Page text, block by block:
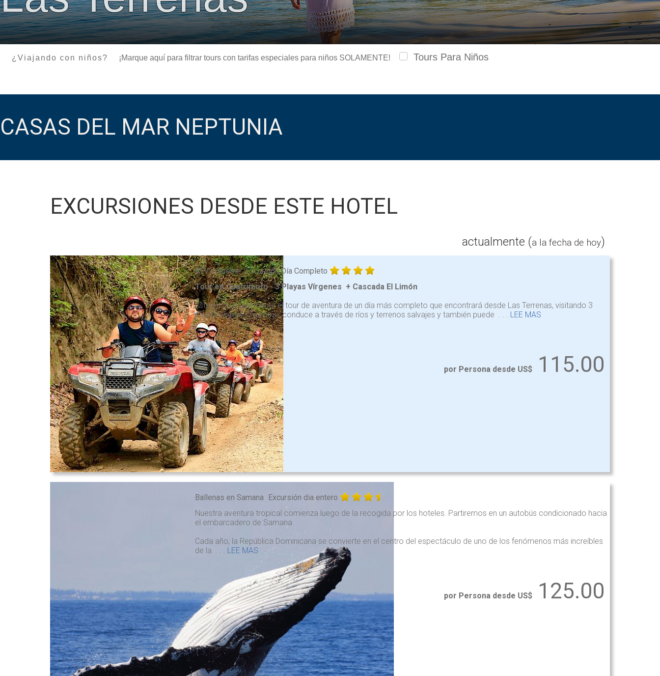
¿Viajando con niños? ¡Marque aquí para filtrar tours con tarifas especiales para niños SOLAMENTE! Tours Para Niños
CASAS DEL MAR NEPTUNIA
EXCURSIONES DESDE ESTE HOTEL
actualmente (a la fecha de hoy)
ATV's Xtreme Excursión Día Completo
Tour en Cuatrimoto - 3 Playas Vírgenes + Cascada El Limón
Este es probablemente el tour de aventura de un día más completo que encontrará desde Las Terrenas, visitando 3
playas vírgenes mientras conduce a través de ríos y terrenos salvajes y también puede . . . LEE MAS
por Persona desde US$ 115.00
Ballenas en Samana Excursión dia entero
Nuestra aventura tropical comienza luego de la recogida por los hoteles. Partiremos en un autobús condicionado hacia
el embarcadero de Samana.
Cada año, la República Dominicana se convierte en el centro del espectáculo de uno de los fenómenos más increíbles
de la . . . LEE MAS
por Persona desde US$ 125.00